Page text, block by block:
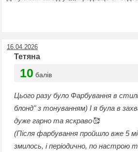
16.04.2026
Тетяна
10 балів
Цього разу було Фарбування в
блонд" з тонуванням) І я була в
дуже гарно та яскраво🥰
(Після фарбування пройшло вже 5
змилось, і періодично, по настрою